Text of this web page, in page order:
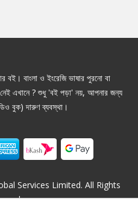
বই। বাংলা ও ইংরেজি ভাষার পুরনো বা
এখানে ? শুধু 'বই পড়া' নয়, আপনার জন্য
বুক) দারুণ ব্যবস্থা।
Services Limited. All Rights